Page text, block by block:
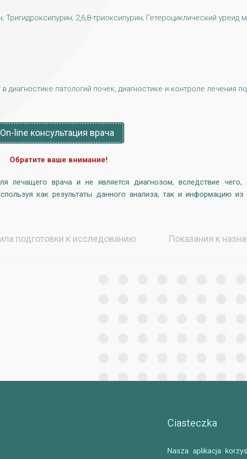
2,6,8-триоксипурин; Гетероциклический уреид
патологий почек, диагностике и контроле лечения
On-line консультация врача
Обратите ваше внимание!
лечащего врача и не является диагнозом, вследствие чего,
как результаты данного анализа, так и информацию из
подготовки к исследованию Показания к
Ciasteczka
Nasza aplikacja